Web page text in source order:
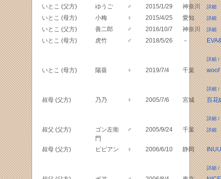
いとこ (父方) ゆうご ♂ 2015/1/29 神奈川 詳細
いとこ (母方) 小梅 ♀ 2015/4/25 愛知 詳細
いとこ (父方) 善二郎 ♂ 2016/10/7 神奈川 詳細
いとこ (母方) 虎竹 ♂ 2018/5/26 －
詳細/
いとこ (母方) 陽葵 ♀ 2019/7/4 千葉 woof
詳細/
叔母 (父方) 乃乃 ♀ 2005/7/6 宮城 百花
詳細/
叔父 (父方)
ゴン左衛
門
♂ 2005/9/24 千葉 詳細
叔母 (父方) ビビアン ♀ 2006/6/10 静岡
詳細/